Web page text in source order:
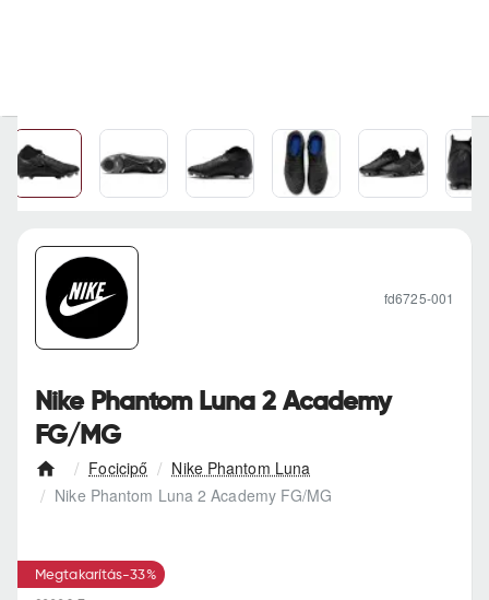
o
e
Focicipő
Nike Phantom Luna
Nike Phantom Luna 2 Academy FG/MG
Nike Phantom Luna 2 Academy
FG/MG
fd6725-001
Megtakarítás-33%